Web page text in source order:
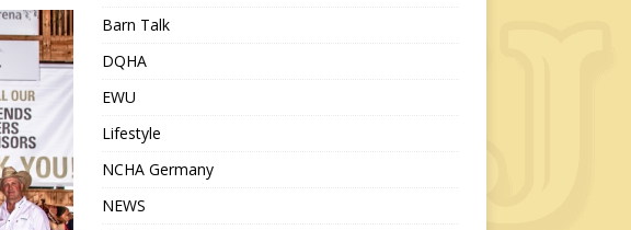
Barn Talk
DQHA
EWU
Lifestyle
NCHA Germany
NEWS